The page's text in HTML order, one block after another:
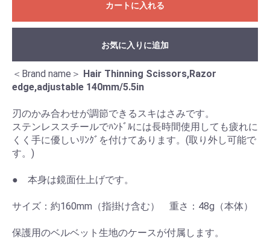
カートに入れる
お気に入りに追加
＜Brand name＞ Hair Thinning Scissors,Razor
edge,adjustable 140mm/5.5in
刃のかみ合わせが調節できるスキはさみです。
ステンレススチールでﾊﾝﾄﾞﾙには長時間使用しても疲れに
くく手に優しいﾘﾝｸﾞを付けてあります。(取り外し可能で
す。)
● 本身は鏡面仕上げです。
サイズ：約160mm（指掛け含む） 重さ：48g（本体）
保護用のベルベット生地のケースが付属します。